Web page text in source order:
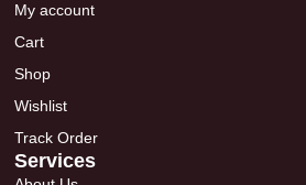
My account
Cart
Shop
Wishlist
Track Order
Services